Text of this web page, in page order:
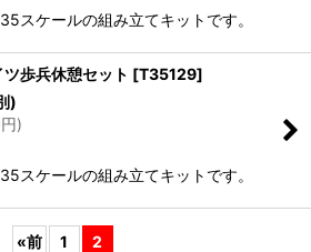
スケールの組み立てキットです。
歩兵休憩セット [T35129]
)
円)
スケールの組み立てキットです。
«前 1 2